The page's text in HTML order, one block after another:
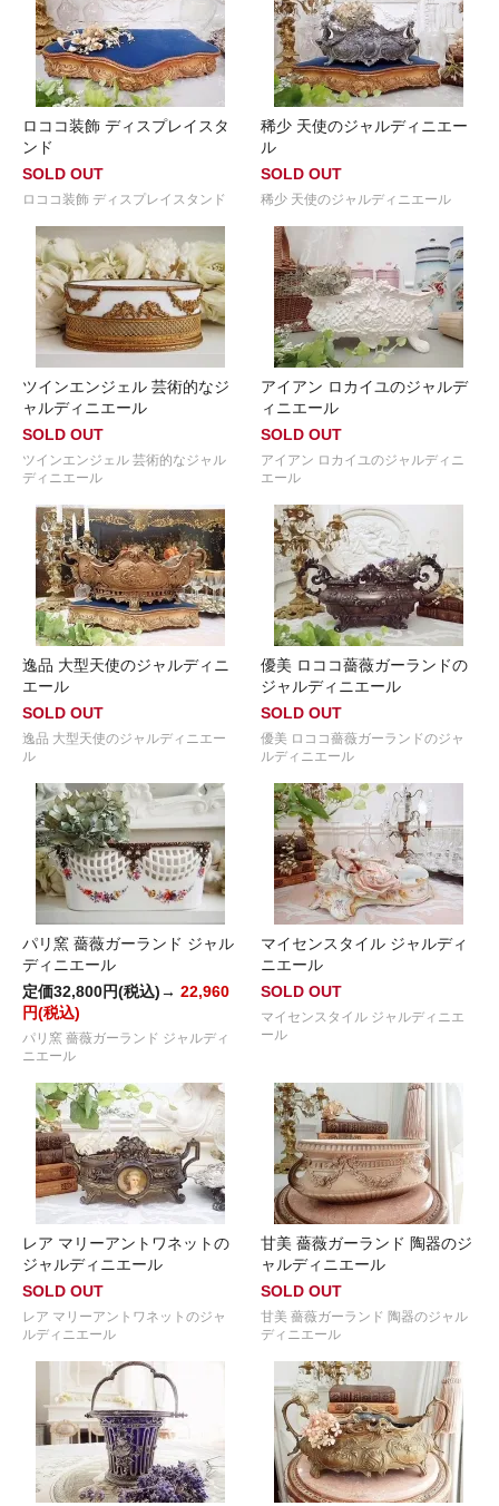
ロココ装飾 ディスプレイスタ
ンド
SOLD OUT
ロココ装飾 ディスプレイスタンド
稀少 天使のジャルディニエー
ル
SOLD OUT
稀少 天使のジャルディニエール
ツインエンジェル 芸術的なジ
ャルディニエール
SOLD OUT
ツインエンジェル 芸術的なジャル
ディニエール
アイアン ロカイユのジャルデ
ィニエール
SOLD OUT
アイアン ロカイユのジャルディニ
エール
逸品 大型天使のジャルディニ
エール
SOLD OUT
逸品 大型天使のジャルディニエー
ル
優美 ロココ薔薇ガーランドの
ジャルディニエール
SOLD OUT
優美 ロココ薔薇ガーランドのジャ
ルディニエール
パリ窯 薔薇ガーランド ジャル
ディニエール
定価32,800円(税込)→ 22,960
円(税込)
パリ窯 薔薇ガーランド ジャルディ
ニエール
マイセンスタイル ジャルディ
ニエール
SOLD OUT
マイセンスタイル ジャルディニエ
ール
レア マリーアントワネットの
ジャルディニエール
SOLD OUT
レア マリーアントワネットのジャ
ルディニエール
甘美 薔薇ガーランド 陶器のジ
ャルディニエール
SOLD OUT
甘美 薔薇ガーランド 陶器のジャル
ディニエール